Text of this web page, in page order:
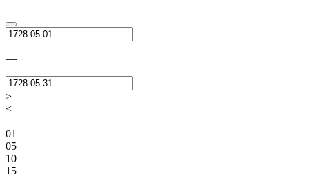
—
>
<
01
05
10
15